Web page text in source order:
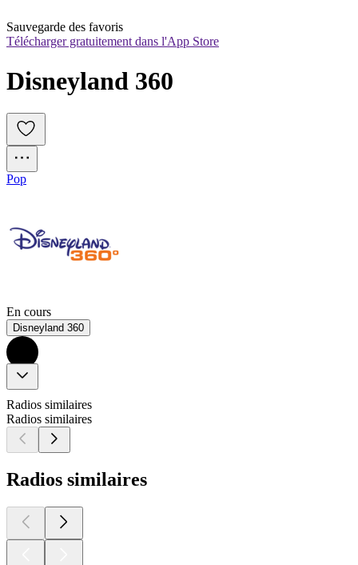
Sauvegarde des favoris
Télécharger gratuitement dans l'App Store
Disneyland 360
Pop
En cours
Disneyland 360
Radios similaires
Radios similaires
Radios similaires